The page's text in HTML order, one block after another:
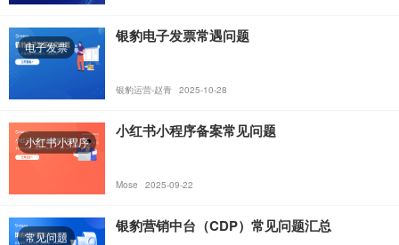
电子发票
银豹电子发票常遇问题
银豹运营-赵青 2025-10-28
小红书小程序
小红书小程序备案常见问题
Mose 2025-09-22
常见问题
银豹营销中台（CDP）常见问题汇总